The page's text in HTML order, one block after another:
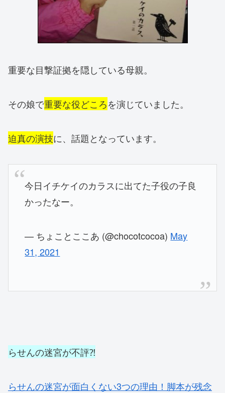
重要な目撃証拠を隠している母親。
その娘で重要な役どころを演じていました。
迫真の演技に、話題となっています。
今日イチケイのカラスに出てた子役の子良
かったなー。
— ちょことここあ (@chocotcocoa) May
31, 2021
らせんの迷宮が不評⁈
らせんの迷宮が面白くない3つの理由！脚本が残念